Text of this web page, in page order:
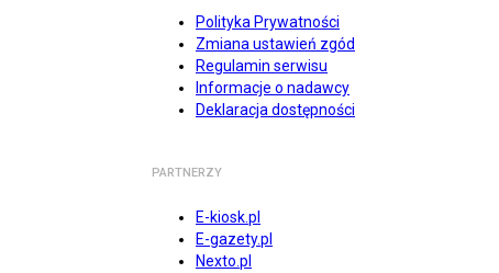
Polityka Prywatności
Zmiana ustawień zgód
Regulamin serwisu
Informacje o nadawcy
Deklaracja dostępności
PARTNERZY
E-kiosk.pl
E-gazety.pl
Nexto.pl